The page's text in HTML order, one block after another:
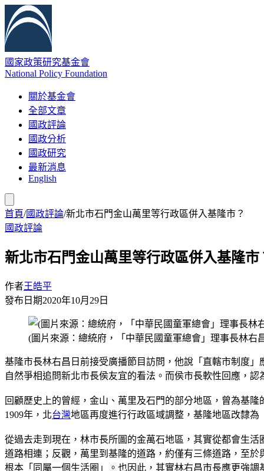
國家政策研究基金會
National Policy Foundation
關於基金會
全部文章
國政評論
國政分析
國政研究
最新消息
English
首頁/國政評論/新北市石門金山萬里等行政區併入基隆市？
國政評論
新北市石門金山萬里等行政區併入基隆市
作者王皓平
發布日期2020年10月29日
(圖片來源：總統府，「中華民國童軍總會」理事長林右
基隆市長林右昌日前接受廣播節目訪問，他說「直轄市制度
自然爭相追問新北市長侯友宜的看法。而侯市長軟性回應，
回顧歷史上的曾經，金山、萬里及石門的部分地區，曾為基
1909年，北台灣地區再度進行行政區域調整，基隆地區改隸
從過去走到現在，林市長所圖的金萬石地區，其實從都會生
道路相連；反觀，萬里到基隆的道路，約僅有三條道路，至
根本「同屬一個生活圈」。也因此，其實林右昌市長應更強調